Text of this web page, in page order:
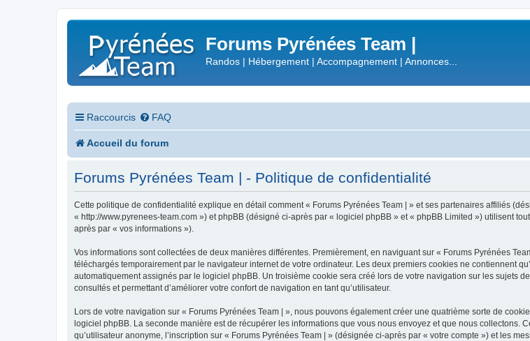
Forums Pyrénées Team |
Randos | Hébergement | Accompagnement | Annonces...
Raccourcis FAQ
Accueil du forum
Forums Pyrénées Team | - Politique de confidentialité
Cette politique de confidentialité explique en détail comment « Forums Pyrénées Team | » et ses partenaires affiliés
« http://www.pyrenees-team.com ») et phpBB (désigné ci-après par « logiciel phpBB » et « phpBB Limited ») utilisent
après par « vos informations »).
Vos informations sont collectées de deux manières différentes. Premièrement, en naviguant sur « Forums Pyrénées
téléchargés temporairement par le navigateur internet de votre ordinateur. Les deux premiers cookies ne contiennent
automatiquement assignés par le logiciel phpBB. Un troisième cookie sera créé lors de votre navigation sur les sujets
consultés et permettant d’améliorer votre confort de navigation en tant qu’utilisateur.
Lors de votre navigation sur « Forums Pyrénées Team | », nous pouvons également créer une quatrième sorte de
logiciel phpBB. La seconde manière est de récupérer les informations que vous nous envoyez et que nous
qu’utilisateur anonyme, l’inscription sur « Forums Pyrénées Team | » (désignée ci-après par « votre compte ») et les